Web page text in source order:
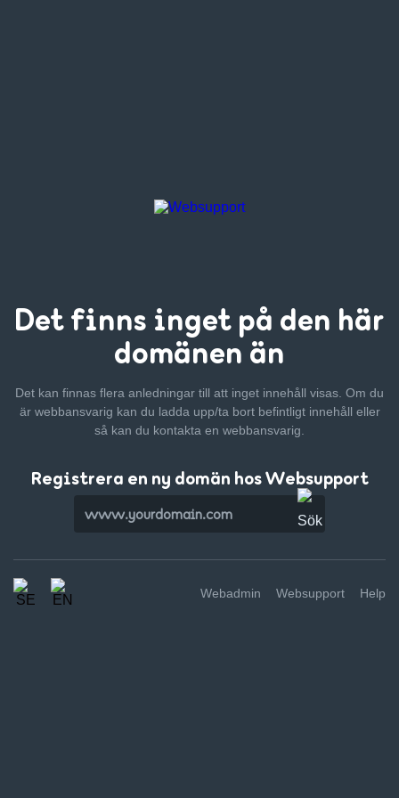
Det finns inget på den här
domänen än
Det kan finnas flera anledningar till att inget innehåll visas. Om du
är webbansvarig kan du ladda upp/ta bort befintligt innehåll eller
så kan du kontakta en webbansvarig.
Registrera en ny domän hos Websupport
Webadmin Websupport Help